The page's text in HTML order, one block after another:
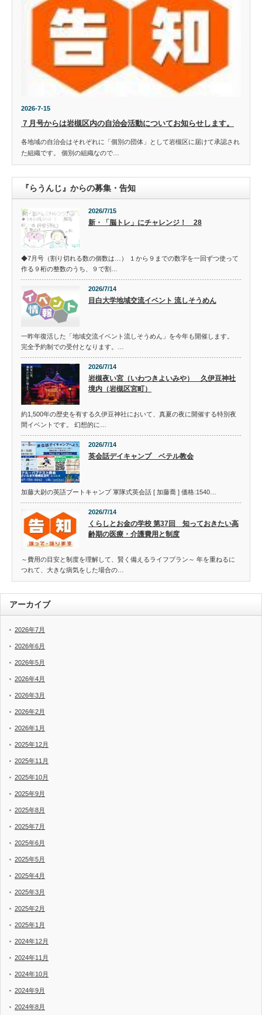
2026-7-15
７月号からは岩槻区内の自治会活動についてお知らせします。
各地域の自治会はそれぞれに「個別の団体」として岩槻区に届けて承認され
た組織です。 個別の組織なので…
『らうんじ』からの募集・告知
2026/7/15
新・「脳トレ」にチャレンジ！ 28
◆7月号（割り切れる数の個数は…） １から９までの数字を一回ずつ使って
作る９桁の整数のうち、９で割…
2026/7/14
目白大学地域交流イベント 流しそうめん
一昨年復活した「地域交流イベント流しそうめん」を今年も開催します。
完全予約制での受付となります。…
2026/7/14
岩槻夜い宮（いわつきよいみや） 久伊豆神社
境内（岩槻区宮町）
約1,500年の歴史を有する久伊豆神社において、真夏の夜に開催する特別夜
間イベントです。 幻想的に…
2026/7/14
英会話デイキャンプ ベテル教会
加藤大尉の英語ブートキャンプ 軍隊式英会話 [ 加藤喬 ] 価格:1540…
2026/7/14
くらしとお金の学校 第37回 知っておきたい高
齢期の医療・介護費用と制度
～費用の目安と制度を理解して、賢く備えるライフプラン～ 年を重ねるに
つれて、大きな病気をした場合の…
アーカイブ
2026年7月
2026年6月
2026年5月
2026年4月
2026年3月
2026年2月
2026年1月
2025年12月
2025年11月
2025年10月
2025年9月
2025年8月
2025年7月
2025年6月
2025年5月
2025年4月
2025年3月
2025年2月
2025年1月
2024年12月
2024年11月
2024年10月
2024年9月
2024年8月